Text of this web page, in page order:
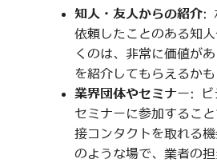
知人・友人からの紹介:
依頼したことのある知
くのは、非常に価値が
を紹介してもらえるかも
業界団体やセミナー: ビ
セミナーに参加するこ
接コンタクトを取れる
のような場で、業者の